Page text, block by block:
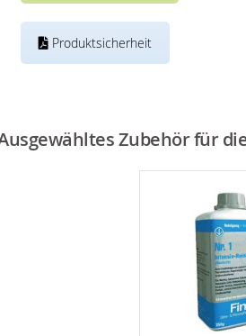
Produktsicherheit
Zubehör für